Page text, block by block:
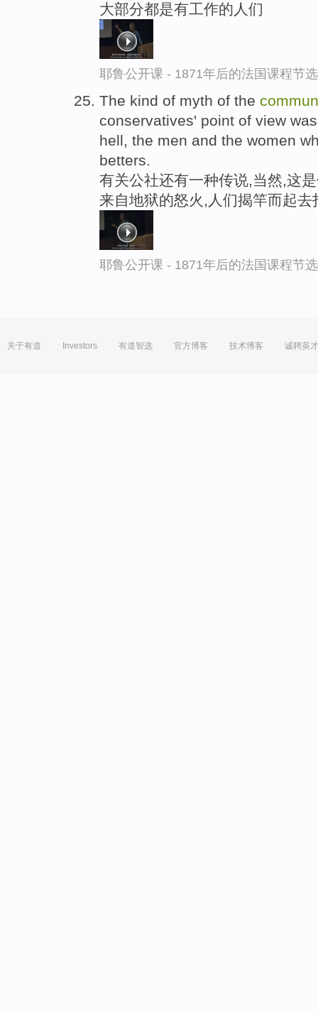
大部分都是有工作的人们
耶鲁公开课 - 1871年后的法国课程节选
The kind of myth of the
conservatives' point of view
hell, the men and the women
betters.
有关公社还有一种传说,当然,这
来自地狱的怒火,人们揭竿而起
耶鲁公开课 - 1871年后的法国课程节选
关于有道 Investors 有道智选 官方博客 技术博客 诚聘英才